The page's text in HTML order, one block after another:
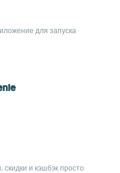
для запуска
и кэшбэк просто